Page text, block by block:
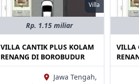
Villa
Rp. 1.15 miliar
VILLA CANTIK PLUS KOLAM
RENANG DI BOROBUDUR
Jawa Tengah,
VILLA